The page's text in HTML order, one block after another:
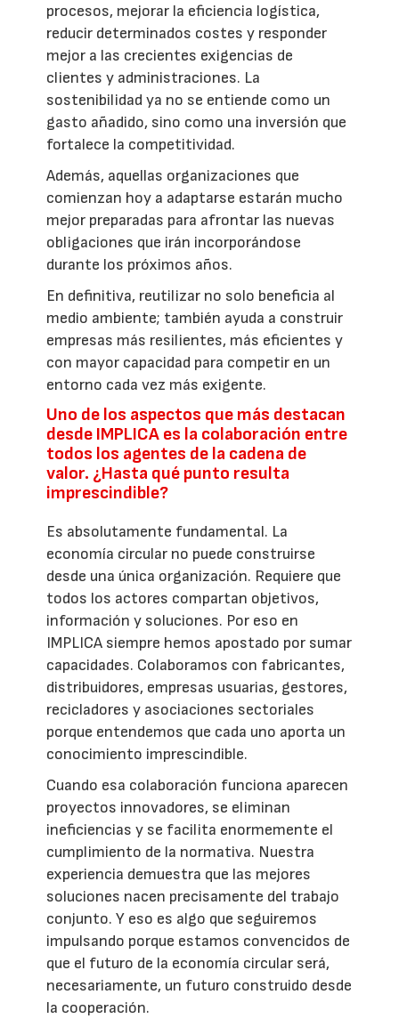
procesos, mejorar la eficiencia logística,
reducir determinados costes y responder
mejor a las crecientes exigencias de
clientes y administraciones. La
sostenibilidad ya no se entiende como un
gasto añadido, sino como una inversión que
fortalece la competitividad.
Además, aquellas organizaciones que
comienzan hoy a adaptarse estarán mucho
mejor preparadas para afrontar las nuevas
obligaciones que irán incorporándose
durante los próximos años.
En definitiva, reutilizar no solo beneficia al
medio ambiente; también ayuda a construir
empresas más resilientes, más eficientes y
con mayor capacidad para competir en un
entorno cada vez más exigente.
Uno de los aspectos que más destacan
desde IMPLICA es la colaboración entre
todos los agentes de la cadena de
valor. ¿Hasta qué punto resulta
imprescindible?
Es absolutamente fundamental. La
economía circular no puede construirse
desde una única organización. Requiere que
todos los actores compartan objetivos,
información y soluciones. Por eso en
IMPLICA siempre hemos apostado por sumar
capacidades. Colaboramos con fabricantes,
distribuidores, empresas usuarias, gestores,
recicladores y asociaciones sectoriales
porque entendemos que cada uno aporta un
conocimiento imprescindible.
Cuando esa colaboración funciona aparecen
proyectos innovadores, se eliminan
ineficiencias y se facilita enormemente el
cumplimiento de la normativa. Nuestra
experiencia demuestra que las mejores
soluciones nacen precisamente del trabajo
conjunto. Y eso es algo que seguiremos
impulsando porque estamos convencidos de
que el futuro de la economía circular será,
necesariamente, un futuro construido desde
la cooperación.